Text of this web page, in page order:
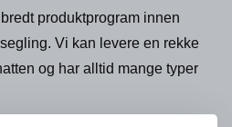
produktprogram innen
Vi kan levere en rekke
og har alltid mange typer